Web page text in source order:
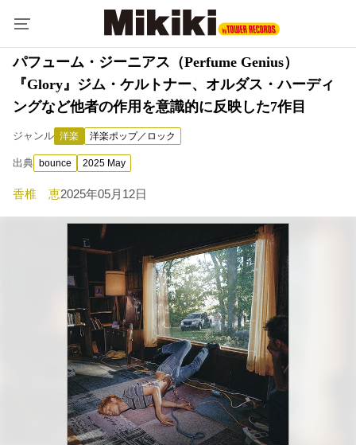
パフューム・ジーニアス（Perfume Genius）
『Glory』ジム・ケルトナー、オルダス・ハーディ
ングなど他者の作用を意識的に反映した7作目
ジャンル 洋楽 洋楽ポップ／ロック
出典 bounce 2025 May
香椎 恵2025年05月12日